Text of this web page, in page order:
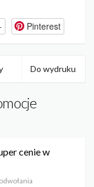
Pinterest
Do wydruku
cenie w